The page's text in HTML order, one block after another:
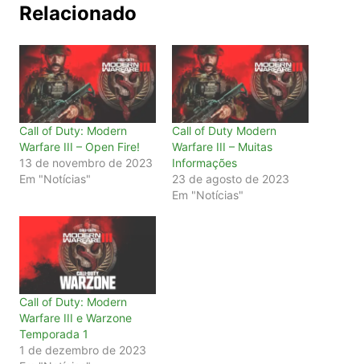
Relacionado
Call of Duty: Modern
Warfare III – Open Fire!
13 de novembro de 2023
Em "Notícias"
Call of Duty Modern
Warfare III – Muitas
Informações
23 de agosto de 2023
Em "Notícias"
Call of Duty: Modern
Warfare III e Warzone
Temporada 1
1 de dezembro de 2023